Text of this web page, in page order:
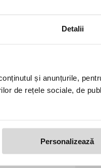
Detalii
și anunțurile,
de rețele sociale, de
Personalizează